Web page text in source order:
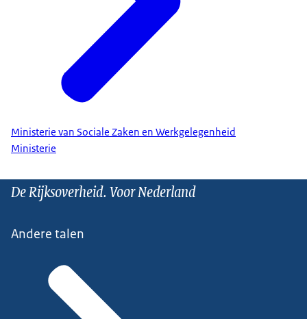
Ministerie van Sociale Zaken en Werkgelegenheid
Ministerie
De Rijksoverheid. Voor Nederland
Andere talen